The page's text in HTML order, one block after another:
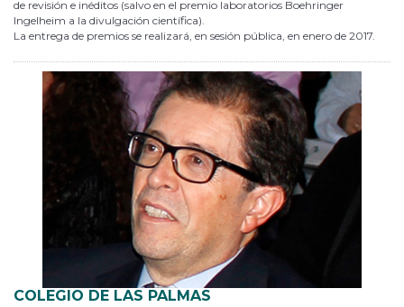
de revisión e inéditos (salvo en el premio laboratorios Boehringer
Ingelheim a la divulgación científica).
La entrega de premios se realizará, en sesión pública, en enero de 2017.
COLEGIO DE LAS PALMAS